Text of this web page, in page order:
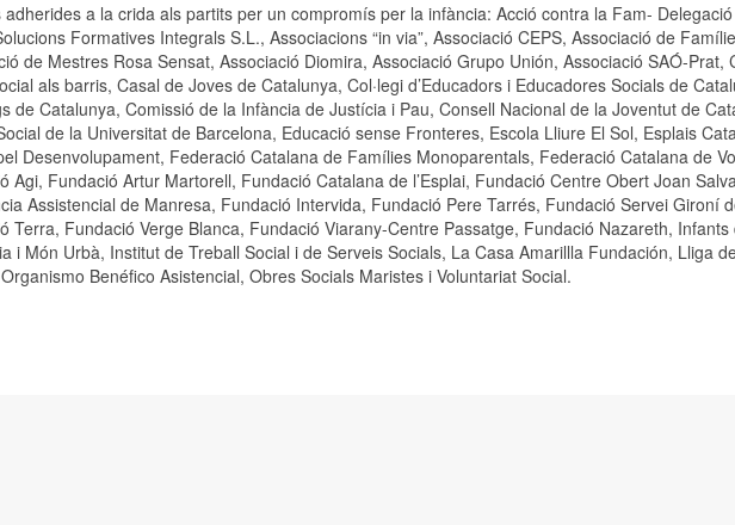
adherides a la crida als partits per un compromís per la infància: Acció contra la Fam-
Formatives Integrals S.L., Associacions “in via”, Associació CEPS, Associació de
de Mestres Rosa Sensat, Associació Diomira, Associació Grupo Unión, Associació SAÓ-Prat,
als barris, Casal de Joves de Catalunya, Col·legi d’Educadors i Educadores Socials de
de Catalunya, Comissió de la Infància de Justícia i Pau, Consell Nacional de la Joventut de
de la Universitat de Barcelona, Educació sense Fronteres, Escola Lliure El Sol, Esplais
Desenvolupament, Federació Catalana de Famílies Monoparentals, Federació Catalana de
Agi, Fundació Artur Martorell, Fundació Catalana de l’Esplai, Fundació Centre Obert Joan
Assistencial de Manresa, Fundació Intervida, Fundació Pere Tarrés, Fundació Servei Gironí
Terra, Fundació Verge Blanca, Fundació Viarany-Centre Passatge, Fundació Nazareth,
i Món Urbà, Institut de Treball Social i de Serveis Socials, La Casa Amarillla Fundación, Lliga
Benéfico Asistencial, Obres Socials Maristes i Voluntariat Social.